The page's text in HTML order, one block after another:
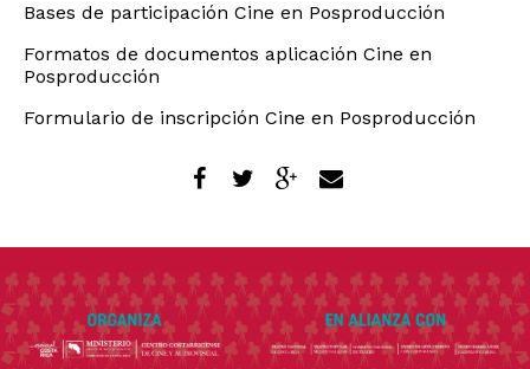
Bases de participación Cine en Posproducción
Formatos de documentos aplicación Cine en
Posproducción
Formulario de inscripción Cine en Posproducción